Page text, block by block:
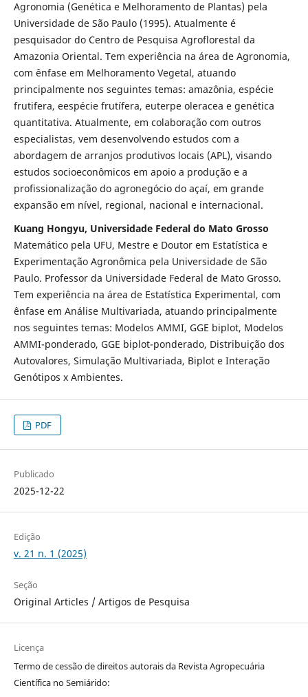
Agronomia (Genética e Melhoramento de Plantas) pela
Universidade de São Paulo (1995). Atualmente é
pesquisador do Centro de Pesquisa Agroflorestal da
Amazonia Oriental. Tem experiência na área de Agronomia,
com ênfase em Melhoramento Vegetal, atuando
principalmente nos seguintes temas: amazônia, espécie
frutifera, eespécie frutífera, euterpe oleracea e genética
quantitativa. Atualmente, em colaboração com outros
especialistas, vem desenvolvendo estudos com a
abordagem de arranjos produtivos locais (APL), visando
estudos socioeconômicos em apoio a produção e a
profissionalização do agronegócio do açaí, em grande
expansão em nível, regional, nacional e internacional.
Kuang Hongyu, Universidade Federal do Mato Grosso
Matemático pela UFU, Mestre e Doutor em Estatística e
Experimentação Agronômica pela Universidade de São
Paulo. Professor da Universidade Federal de Mato Grosso.
Tem experiência na área de Estatística Experimental, com
ênfase em Análise Multivariada, atuando principalmente
nos seguintes temas: Modelos AMMI, GGE biplot, Modelos
AMMI-ponderado, GGE biplot-ponderado, Distribuição dos
Autovalores, Simulação Multivariada, Biplot e Interação
Genótipos x Ambientes.
PDF
Publicado
2025-12-22
Edição
v. 21 n. 1 (2025)
Seção
Original Articles / Artigos de Pesquisa
Licença
Termo de cessão de direitos autorais da Revista Agropecuária
Científica no Semiárido: